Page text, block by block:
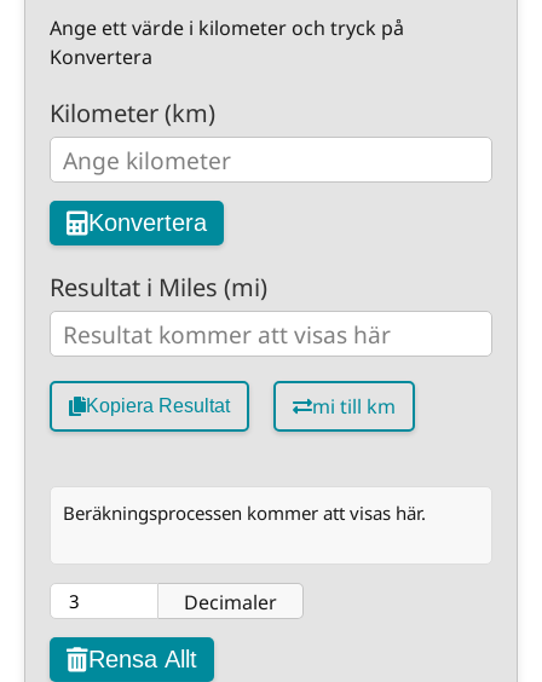
Ange ett värde i kilometer och tryck på
Konvertera
Kilometer (km)
Konvertera
Resultat i Miles (mi)
Kopiera Resultat mi till km
Beräkningsprocessen kommer att visas här.
Decimaler
Rensa Allt